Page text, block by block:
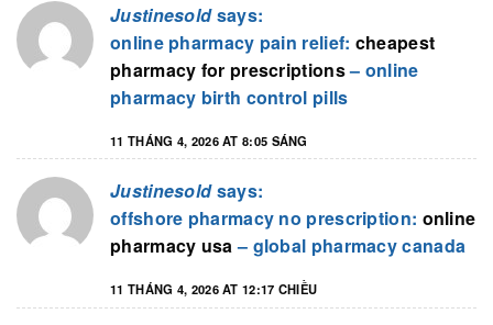
Justinesold says:
online pharmacy pain relief: cheapest
pharmacy for prescriptions– online
pharmacy birth control pills
11 THÁNG 4, 2026 AT 8:05 SÁNG
Justinesold says:
offshore pharmacy no prescription: online
pharmacy usa– global pharmacy canada
11 THÁNG 4, 2026 AT 12:17 CHIỀU